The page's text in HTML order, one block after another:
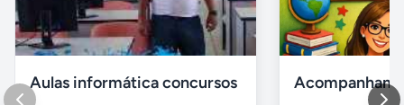
Aulas informática concursos